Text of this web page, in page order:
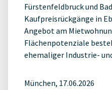
Fürstenfeldbruck und
Kaufpreisrückgänge in
Angebot am
Flächenpotenziale
ehemaliger Industrie-
München, 17.06.2026